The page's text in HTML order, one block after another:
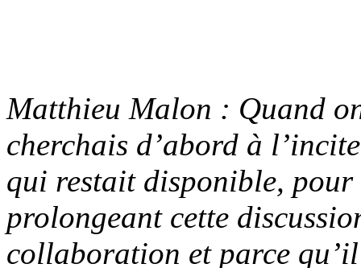
Matthieu Malon : Quand
cherchais d’abord à
qui restait disponible,
prolongeant cette
collaboration et parce